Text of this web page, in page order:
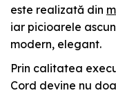
este realizată din
iar picioarele
modern, elegant.
Prin calitatea
Cord devine nu